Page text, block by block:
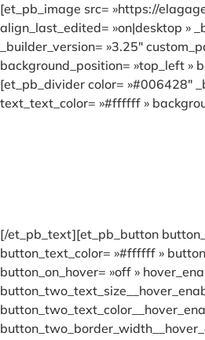
[et_pb_image src= »https://
align_last_edited= »on|desktop »
_builder_version= »3.25″
background_position= »top_left »
[et_pb_divider color= »#006428″
text_text_color= »#ffffff »
[/et_pb_text][et_pb_button
button_text_color= »#ffffff »
button_on_hover= »off »